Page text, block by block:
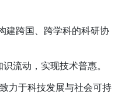
以下核心价值观，引